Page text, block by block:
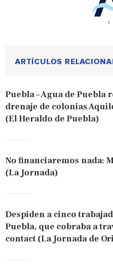
ARTÍCULOS
Puebla – Agua de Puebla
drenaje de colonias
(El Heraldo de Puebla)
No financiaremos nada:
(La Jornada)
Despiden a cinco
Puebla, que cobraba a
contact (La Jornada de